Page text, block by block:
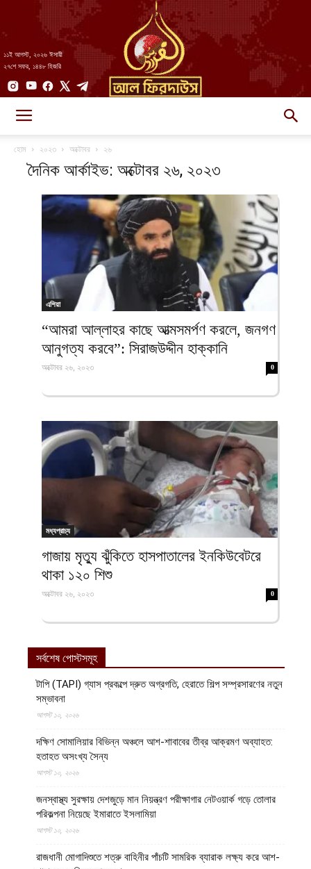
১১ই আগস্ট, ২০২৬ ঈসায়ী
২৭শে সফর, ১৪৪৮ হিজরি
আল-
ফিরদাউস
হোম ২০২৩ অক্টোবর ২৬
দৈনিক আর্কাইভ: অক্টোবর ২৬, ২০২৩
এশিয়া
“আমরা আল্লাহর কাছে আত্মসমর্পণ করলে, জনগণ
আনুগত্য করবে”: সিরাজউদ্দীন হাক্কানি
অক্টোবর ২৬, ২০২৩ 0
মধ্যপ্রাচ্য
গাজায় মৃত্যু ঝুঁকিতে হাসপাতালের ইনকিউবেটরে
থাকা ১২০ শিশু
অক্টোবর ২৬, ২০২৩ 0
সর্বশেষ পোস্টসমূহ
টাপি (TAPI) গ্যাস প্রকল্পে দ্রুত অগ্রগতি, হেরাতে শিল্প সম্প্রসারণের নতুন
সম্ভাবনা
আগস্ট ১০, ২০২৬
দক্ষিণ সোমালিয়ার বিভিন্ন অঞ্চলে আশ-শাবাবের তীব্র আক্রমণ অব্যাহত:
হতাহত অসংখ্য সৈন্য
আগস্ট ১০, ২০২৬
জনস্বাস্থ্য সুরক্ষায় দেশজুড়ে মান নিয়ন্ত্রণ পরীক্ষাগার নেটওয়ার্ক গড়ে তোলার
পরিকল্পনা নিয়েছে ইমারাতে ইসলামিয়া
আগস্ট ১০, ২০২৬
রাজধানী মোগাদিশুতে শত্রু বাহিনীর পাঁচটি সামরিক ব্যারাক লক্ষ্য করে আশ-